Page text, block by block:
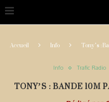
Accueil Info Tony’s :
Info Trafic Radio
TONY’S : BANDE 10M